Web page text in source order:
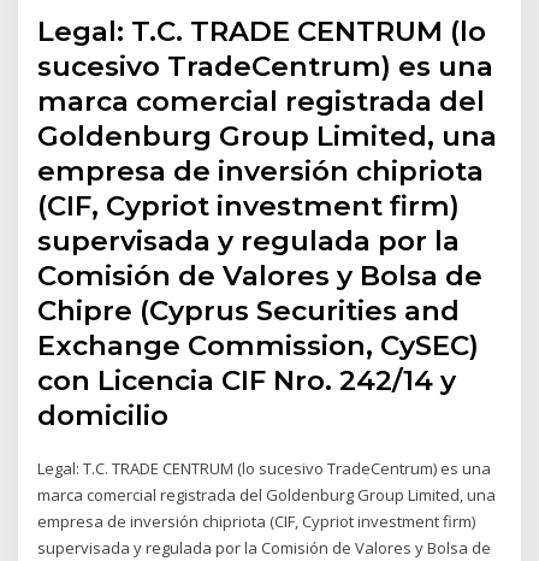
Legal: T.C. TRADE CENTRUM (lo
sucesivo TradeCentrum) es una
marca comercial registrada del
Goldenburg Group Limited, una
empresa de inversión chipriota
(CIF, Cypriot investment firm)
supervisada y regulada por la
Comisión de Valores y Bolsa de
Chipre (Cyprus Securities and
Exchange Commission, CySEC)
con Licencia CIF Nro. 242/14 y
domicilio
Legal: T.C. TRADE CENTRUM (lo sucesivo TradeCentrum) es una
marca comercial registrada del Goldenburg Group Limited, una
empresa de inversión chipriota (CIF, Cypriot investment firm)
supervisada y regulada por la Comisión de Valores y Bolsa de